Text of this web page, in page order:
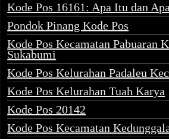
Kode Pos 16161: Apa Itu dan
Pondok Pinang Kode Pos
Kode Pos Kecamatan Pabuaran
Sukabumi
Kode Pos Kelurahan Padaleu
Kode Pos Kelurahan Tuah Karya
Kode Pos 20142
Kode Pos Kecamatan